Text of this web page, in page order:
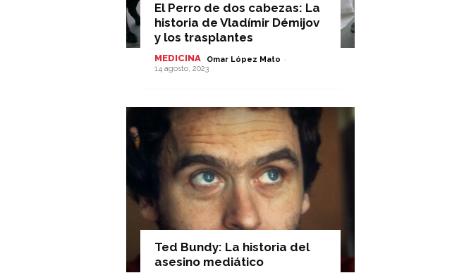
El Perro de dos cabezas: La
historia de Vladímir Démijov
y los trasplantes
MEDICINA Omar López Mato -
14 agosto, 2023
Ted Bundy: La historia del
asesino mediático